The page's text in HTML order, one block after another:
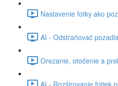
Nastavenie fotky ako
AI - Odstraňovač
Orezanie, otočenie a
AI - Rozširovanie fotiek